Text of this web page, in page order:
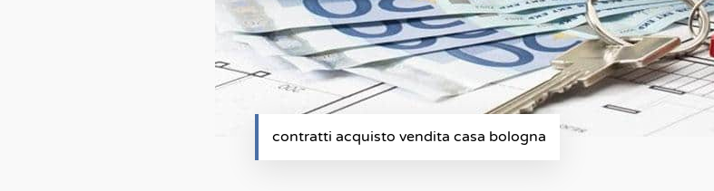
contratti acquisto vendita casa bologna